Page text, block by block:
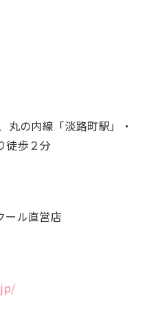
丸の内線「淡路町駅」・
徒歩２分
ール直営店